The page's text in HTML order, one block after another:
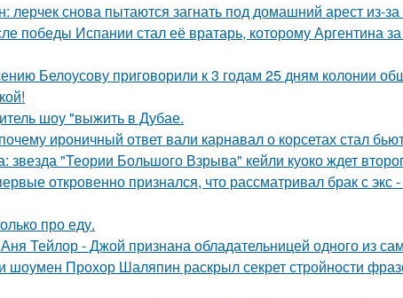
лерчек снова пытаются загнать под домашний арест из-
победы Испании стал её вратарь, которому Аргентина
Белоусову приговорили к 3 годам 25 дням колонии
шоу "выжить в Дубае.
ироничный ответ вали карнавал о корсетах стал
звезда "Теории Большого Взрыва" кейли куоко ждет
откровенно признался, что рассматривал брак с экс
про еду.
Тейлор - Джой признана обладательницей одного из
шоумен Прохор Шаляпин раскрыл секрет стройности